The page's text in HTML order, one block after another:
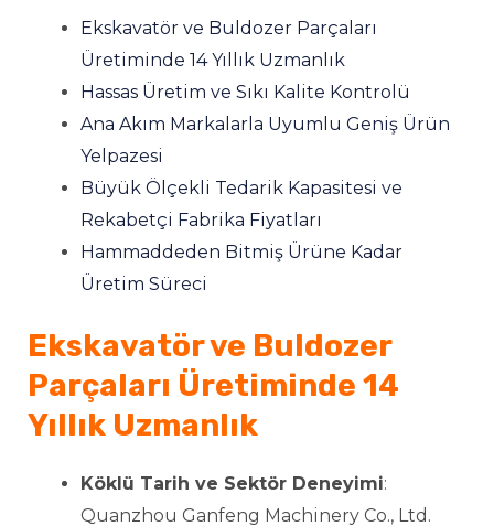
Ekskavatör ve Buldozer Parçaları
Üretiminde 14 Yıllık Uzmanlık
Hassas Üretim ve Sıkı Kalite Kontrolü
Ana Akım Markalarla Uyumlu Geniş Ürün
Yelpazesi
Büyük Ölçekli Tedarik Kapasitesi ve
Rekabetçi Fabrika Fiyatları
Hammaddeden Bitmiş Ürüne Kadar
Üretim Süreci
Ekskavatör ve Buldozer
Parçaları Üretiminde 14
Yıllık Uzmanlık
Köklü Tarih ve Sektör Deneyimi:
Quanzhou Ganfeng Machinery Co., Ltd.